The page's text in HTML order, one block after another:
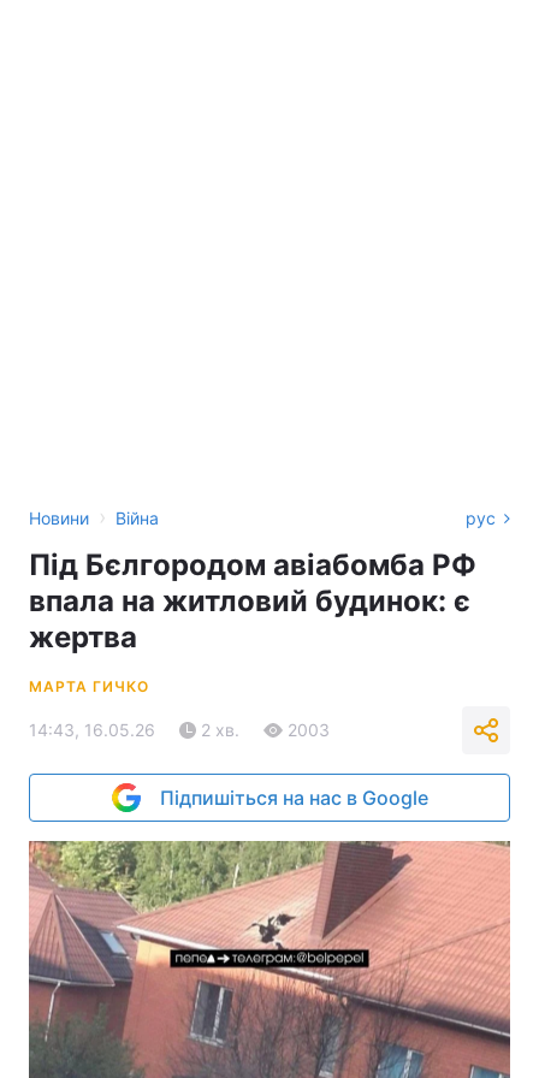
Новини › Війна рус
Під Бєлгородом авіабомба РФ
впала на житловий будинок: є
жертва
МАРТА ГИЧКО
14:43, 16.05.26 2 хв. 2003
Підпишіться на нас в Google